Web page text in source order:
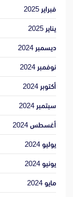
فبراير 2025
يناير 2025
ديسمبر 2024
نوفمبر 2024
أكتوبر 2024
سبتمبر 2024
أغسطس 2024
يوليو 2024
يونيو 2024
مايو 2024